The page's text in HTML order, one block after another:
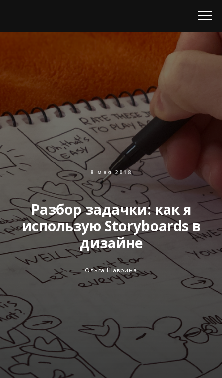
8 мая 2018
Разбор задачки: как я
использую Storyboards в
дизайне
Ольга Шаврина